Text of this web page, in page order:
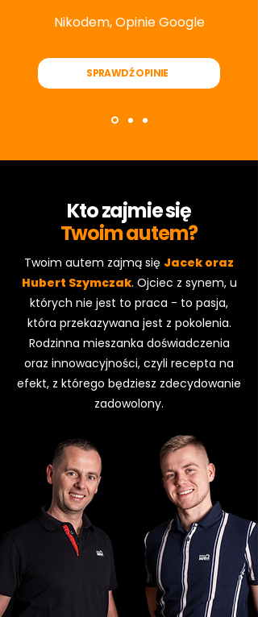
Nikodem, Opinie Google
SPRAWDŹ OPINIE
Kto zajmie się
Twoim autem?
Twoim autem zajmą się Jacek oraz
Hubert Szymczak. Ojciec z synem, u
których nie jest to praca - to pasja,
która przekazywana jest z pokolenia.
Rodzinna mieszanka doświadczenia
oraz innowacyjności, czyli recepta na
efekt, z którego będziesz zdecydowanie
zadowolony.